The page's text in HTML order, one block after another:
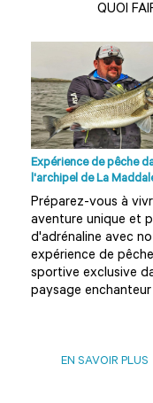
QUOI
Expérience de pêche
l'archipel de La
Préparez-vous à
aventure unique et
d'adrénaline avec
expérience de pêche
sportive exclusive
paysage enchanteur
EN SAVOIR PLUS